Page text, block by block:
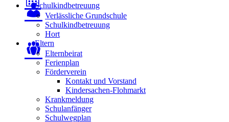
Schulkindbetreuung
Verlässliche Grundschule
Schulkindbetreuung
Hort
Eltern
Elternbeirat
Ferienplan
Förderverein
Kontakt und Vorstand
Kindersachen-Flohmarkt
Krankmeldung
Schulanfänger
Schulwegplan